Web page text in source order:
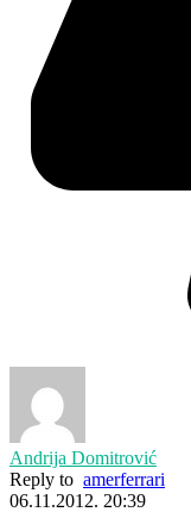
Andrija Domitrović
Reply to amerferrari
06.11.2012. 20:39